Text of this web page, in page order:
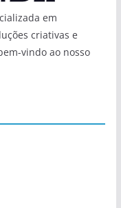
em
criativas e
vindo ao nosso